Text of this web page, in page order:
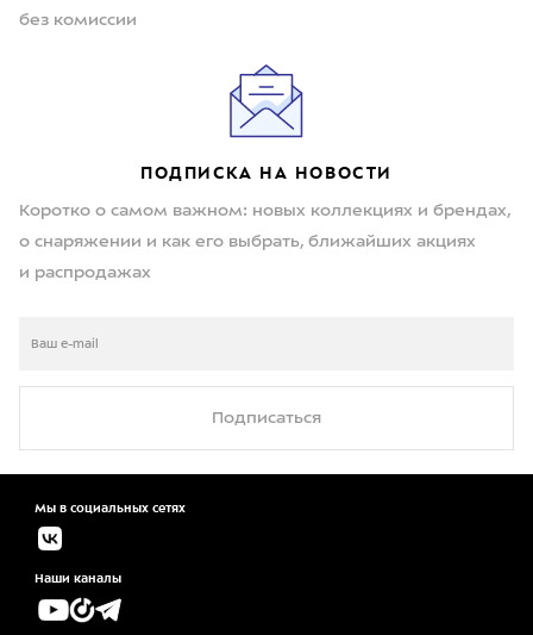
без комиссии
ПОДПИСКА НА НОВОСТИ
Коротко о самом важном: новых коллекциях и брендах,
о снаряжении и как его выбрать, ближайших акциях
и распродажах
Подписаться
Мы в социальных сетях
Наши каналы